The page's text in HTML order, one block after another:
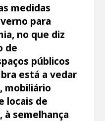
medidas
para
no que diz
de
públicos
está a vedar
mobiliário
locais de
semelhança